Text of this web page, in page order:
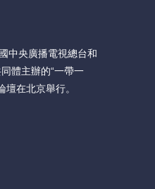
中央廣播電視總台和
體主辦的“一帶一
壇在北京舉行。